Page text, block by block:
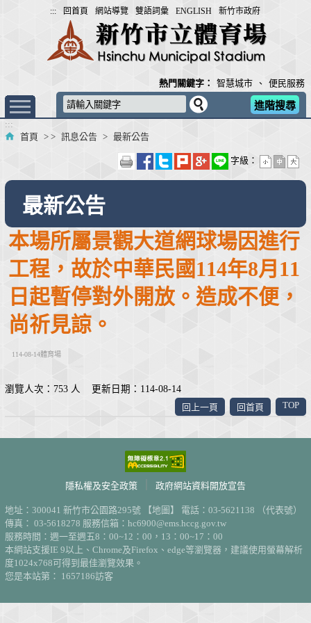
區
塊
::: 回首頁 網站導覽 雙語詞彙 ENGLISH 新竹市政府
進階搜尋
熱門關鍵字： 智慧城市 、 便民服務
:::
首頁 > > 訊息公告 > 最新公告
字級：
最新公告
本場所屬景觀大道網球場因進行
工程，故於中華民國114年8月11
日起暫停對外開放。造成不便，
尚祈見諒。
114-08-14體育場
瀏覽人次：753 人 更新日期：114-08-14
回上一頁
回首頁 TOP
隱私權及安全政策 政府網站資料開放宣告
地址：300041 新竹市公園路295號【地圖】
電話：03-5621138 （代表號）
傳真： 03-5618278 服務信箱：hc6900@ems.hccg.gov.tw
服務時間：週一至週五8：00~12：00，13：00~17：00
本網站支援IE 9以上、Chrome及Firefox、edge等瀏覽器，建議使用螢幕解析
度1024x768可得到最佳瀏覽效果。
您是本站第： 1657186訪客